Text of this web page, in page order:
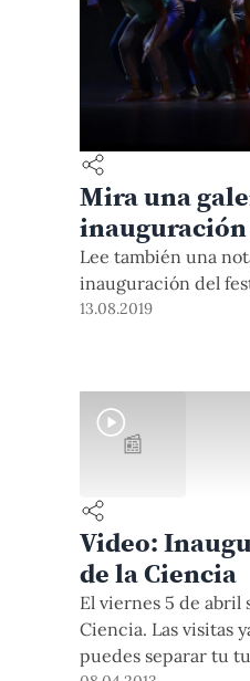
Mira una
inauguración
Lee también una
inauguración del
13.08.2019
📰
Video:
de la Ciencia
El viernes 5 de abril
Ciencia. Las visitas
puedes separar tu